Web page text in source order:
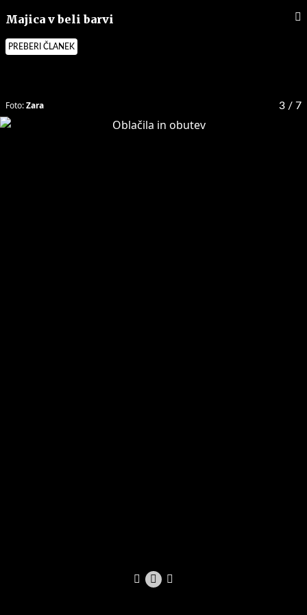
Majica v beli barvi
PREBERI ČLANEK
3 / 7
Foto:Zara